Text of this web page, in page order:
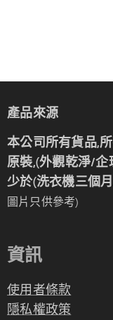
產品來源
本公司所有貨品,
原裝,(外觀乾淨/
少於(洗衣機三個
圖片只供參考)
資訊
使用者條款
隱私權政策